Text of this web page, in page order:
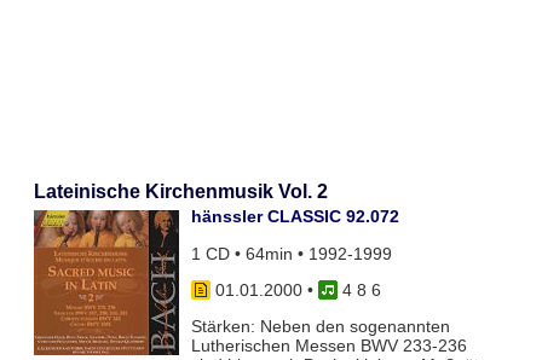
Lateinische Kirchenmusik Vol. 2
hänssler CLASSIC 92.072
1 CD • 64min • 1992-1999
01.01.2000•
4 8 6
Stärken: Neben den sogenannten
Lutherischen Messen BWV 233-236